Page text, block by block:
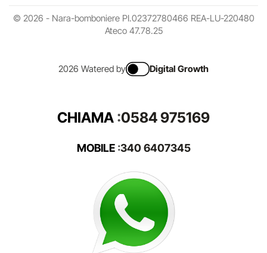
© 2026 - Nara-bomboniere PI.02372780466 REA-LU-220480
Ateco 47.78.25
2026 Watered by Digital Growth
CHIAMA :0584 975169
MOBILE:340 6407345